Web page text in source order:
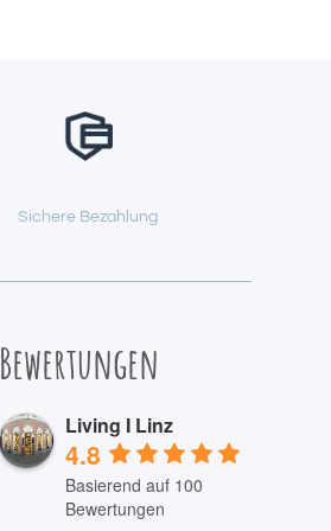
Sichere Bezahlung
Bewertungen
Living I Linz
4.8
Basierend auf 100
Bewertungen